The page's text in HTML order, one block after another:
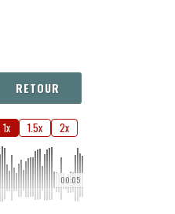
RETOUR
1x 1.5x 2x
00:05